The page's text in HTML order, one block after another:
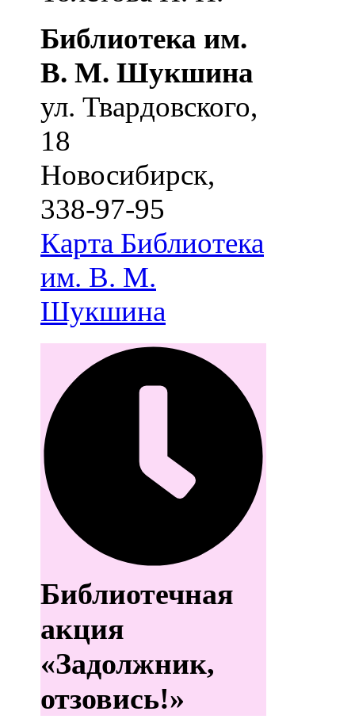
Библиотека им.
В. М. Шукшина
ул. Твардовского,
18
Новосибирск,
338-97-95
Карта Библиотека
им. В. М.
Шукшина
Библиотечная
акция
«Задолжник,
отзовись!»